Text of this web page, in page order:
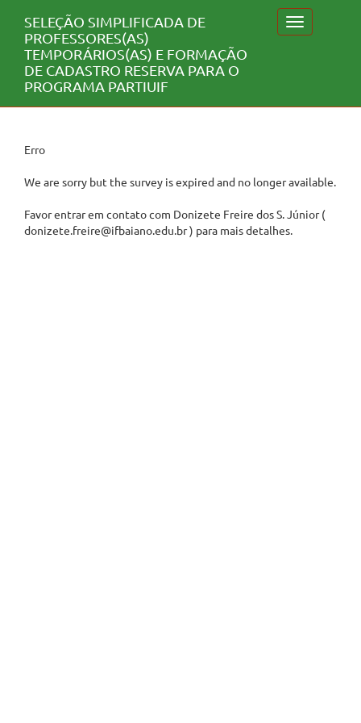
Toggle
navigation
SELEÇÃO SIMPLIFICADA DE
PROFESSORES(AS)
TEMPORÁRIOS(AS) E FORMAÇÃO
DE CADASTRO RESERVA PARA O
PROGRAMA PARTIUIF
Erro
We are sorry but the survey is expired and no longer available.
Favor entrar em contato com Donizete Freire dos S. Júnior (
donizete.freire@ifbaiano.edu.br ) para mais detalhes.